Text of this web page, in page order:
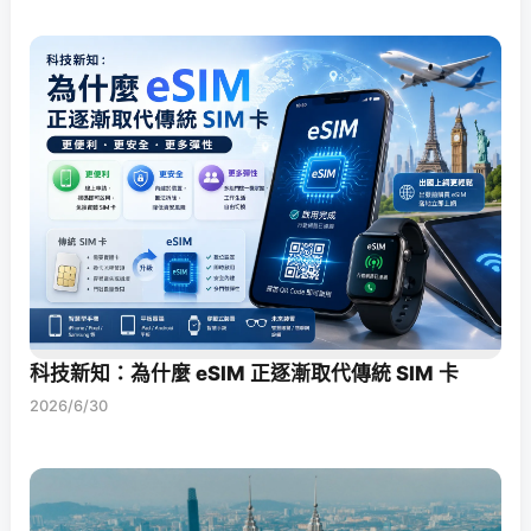
科技新知：為什麼 eSIM 正逐漸取代傳統 SIM 卡
2026/6/30